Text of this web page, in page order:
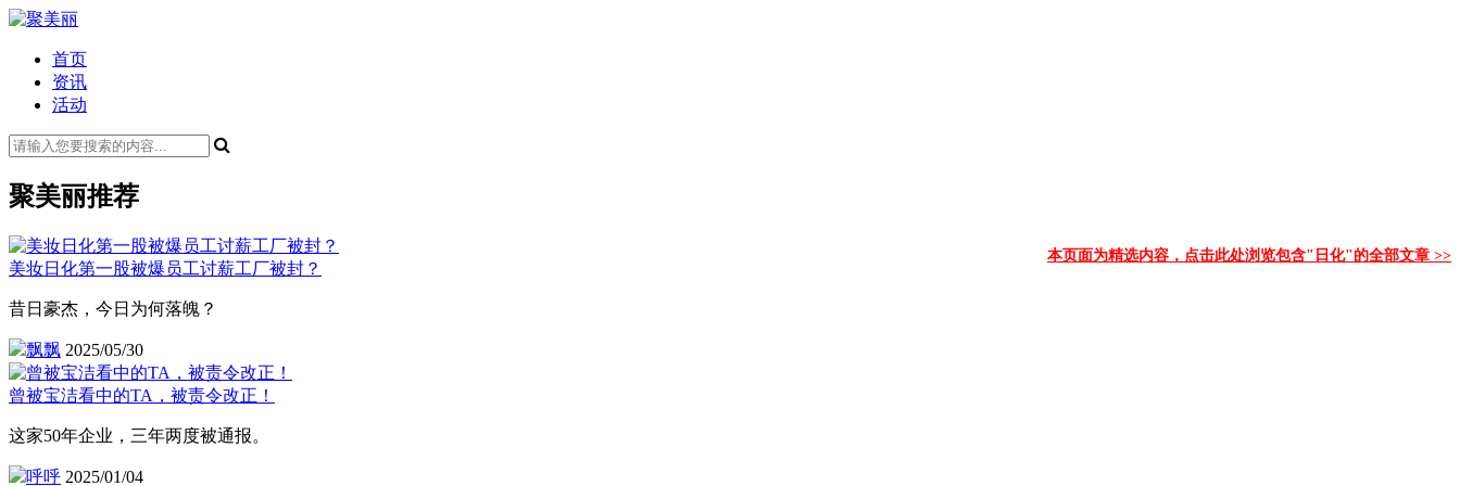
首页
资讯
活动
聚美丽推荐
本页面为精选内容，点击此处浏览包含"日化"的全部文章 >>
美妆日化第一股被爆员工讨薪工厂被封？
昔日豪杰，今日为何落魄？
飘飘 2025/05/30
曾被宝洁看中的TA，被责令改正！
这家50年企业，三年两度被通报。
呼呼 2025/01/04